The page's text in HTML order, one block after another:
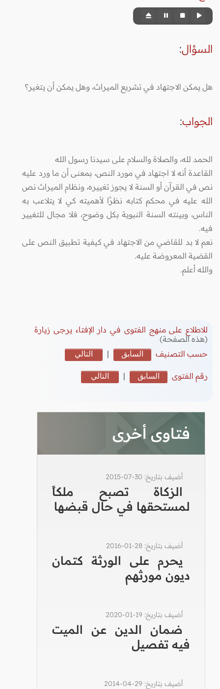
السؤال:
هل يمكن الاجتهاد في تشريع الميراث، وهل يمكن أن يتغير؟
الجواب:
الحمد لله، والصلاة والسلام على سيدنا رسول الله
القاعدة أنه لا اجتهاد في مورد النص، بمعنى أن ما ورد عليه
نص في القرآن أو السنة لا يجوز تغييره، ونظام الميراث نص
الله عليه في محكم كتابه نظرًا لأهميته كي لا يتلاعب به
الناس، وبينته السنة النبوية بكل وضوح، فلا مجال للتغيير
فيه.
نعم لا بد للقاضي من الاجتهاد في كيفية تطبيق النص على
القضية المعروضة عليه.
والله أعلم.
للاطلاع على منهج الفتوى في دار الإفتاء يرجى زيارة
(هذه الصفحة)
حسب التصنيف
السابق | التالي
رقم الفتوى السابق | التالي
فتاوى أخرى
أضيف بتاريخ: 30-07-2015
الزكاة تصبح ملكاً
لمستحقها في حال قبضها
أضيف بتاريخ: 28-01-2016
يحرم على الورثة كتمان
ديون مورثهم
أضيف بتاريخ: 19-01-2020
ضمان الدين عن الميت
فيه تفصيل
أضيف بتاريخ: 29-04-2014